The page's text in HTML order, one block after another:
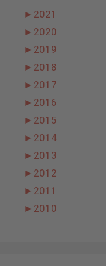
► 2021
► 2020
► 2019
► 2018
► 2017
► 2016
► 2015
► 2014
► 2013
► 2012
► 2011
► 2010